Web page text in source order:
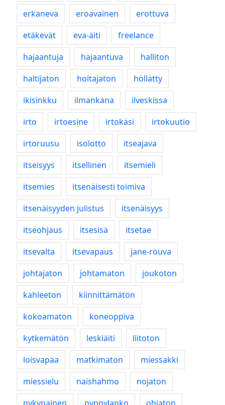
erkaneva
eroavainen
erottuva
etäkevät
eva-äiti
freelance
hajaantuja
hajaantuva
halliton
haltijaton
hoitajaton
höllätty
ikisinkku
ilmankana
ilveskissa
irto
irtoesine irtokäsi
irtokuutio
irtoruusu
isolotto
itseajava
itseisyys
itsellinen
itsemieli
itsemies
itsenäisesti toimiva
itsenäisyyden julistus
itsenäisyys
itseohjaus
itsesisä
itsetae
itsevalta
itsevapaus
jane-rouva
johtajaton
johtamaton
joukoton
kahleeton
kiinnittämätön
kokoamaton
koneoppiva
kytkemätön
leskiäiti
liitoton
loisvapaa
matkimaton
miessakki
miessielu
naishahmo
nojaton